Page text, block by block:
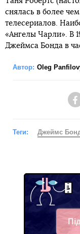
снялась в более
телесериалов.
«Ангелы Чарли». В
Джеймса Бонда в
Автор: Oleg
Теги: Джеймс